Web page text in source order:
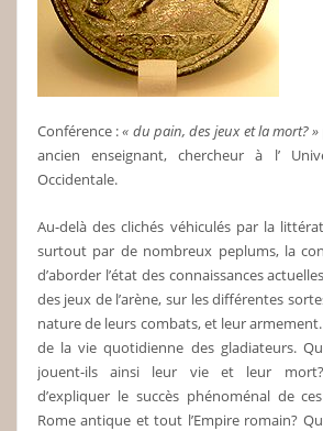
Conférence :« du pain, des jeux et la mort? »
ancien enseignant, chercheur à l’
Occidentale.
Au-delà des clichés véhiculés par la
surtout par de nombreux peplums, la
d’aborder l’état des connaissances
des jeux de l’arène, sur les différentes
nature de leurs combats, et leur armement.
de la vie quotidienne des gladiateurs.
jouent-ils ainsi leur vie et leur
d’expliquer le succès phénoménal de
Rome antique et tout l’Empire romain?